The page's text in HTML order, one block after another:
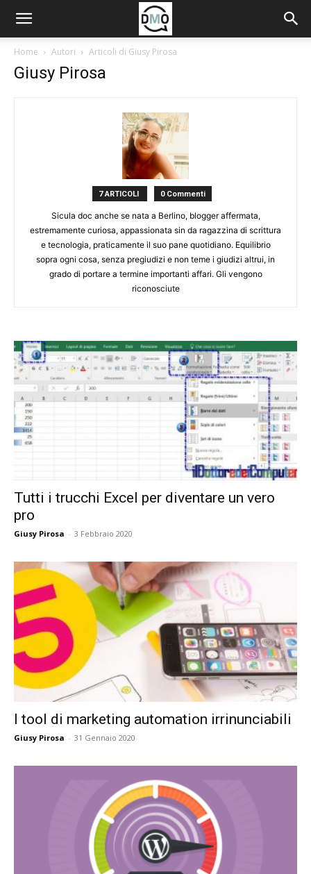
Home Autori Articoli di Giusy Pirosa
Giusy Pirosa
7 ARTICOLI 0 Commenti
Sicula doc anche se nata a Berlino, blogger affermata,
estremamente curiosa, appassionata sin da ragazzina di scrittura
e tecnologia, praticamente il suo pane quotidiano. Equilibrio
sopra ogni cosa, senza pregiudizi e non teme i giudizi altrui, in
grado di portare a termine importanti affari. Gli vengono
riconosciute
Tutti i trucchi Excel per diventare un vero
pro
Giusy Pirosa - 3 Febbraio 2020
I tool di marketing automation irrinunciabili
Giusy Pirosa - 31 Gennaio 2020